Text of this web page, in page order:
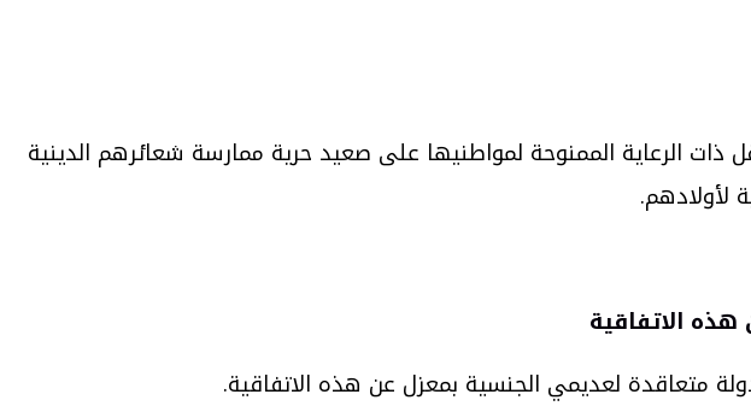
الرعاية الممنوحة لمواطنيها على صعيد حرية ممارسة شعائرهم الدينية
لأولادهم.
الاتفاقية
متعاقدة لعديمي الجنسية بمعزل عن هذه الاتفاقية.